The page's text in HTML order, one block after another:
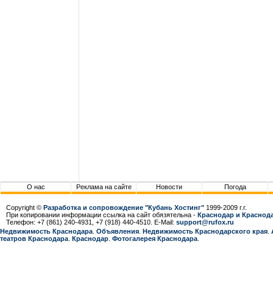
О нас Реклама на сайте Новости Погода
Copyright © Разработка и сопровождение "Кубань Хостинг" 1999-2009 г.г.
При копировании информации ссылка на сайт обязятельна - Краснодар и
Телефон: +7 (861) 240-4931, +7 (918) 440-4510. E-Mail: support@rufox.ru
Недвижимость Краснодара Объявления Недвижимость Краснодарcкого края
театров Краснодара Краснодар Фотогалерея Краснодара